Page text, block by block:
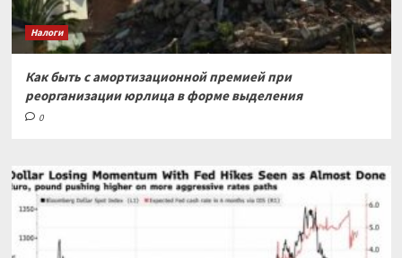
Налоги
Как быть с амортизационной премией при
реорганизации юрлица в форме выделения
0